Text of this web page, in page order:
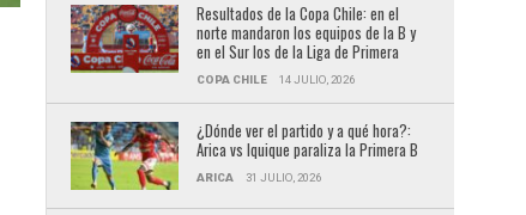
Resultados de la Copa Chile: en el
norte mandaron los equipos de la B y
en el Sur los de la Liga de Primera
COPA CHILE 14 JULIO, 2026
¿Dónde ver el partido y a qué hora?:
Arica vs Iquique paraliza la Primera B
ARICA 31 JULIO, 2026